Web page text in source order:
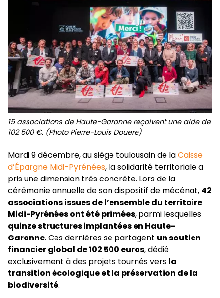
15 associations de Haute-Garonne reçoivent une aide de
102 500 €. (Photo Pierre-Louis Douere)
Mardi 9 décembre, au siège toulousain de laCaisse
d’Épargne Midi-Pyrénées, la solidarité territoriale a
pris une dimension très concrète. Lors de la
cérémonie annuelle de son dispositif de mécénat, 42
associations issues de l’ensemble du territoire
Midi-Pyrénées ont été primées, parmi lesquelles
quinze structures implantées en Haute-
Garonne. Ces dernières se partagent un soutien
financier global de 102 500 euros, dédié
exclusivement à des projets tournés vers la
transition écologique et la préservation de la
biodiversité.